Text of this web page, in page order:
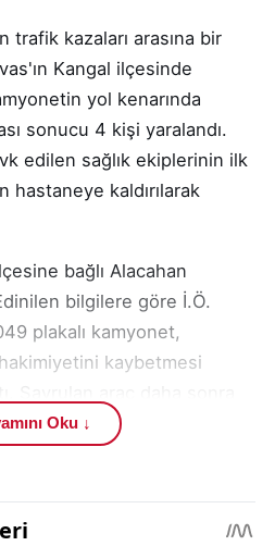
trafik kazaları arasına bir
Kangal ilçesinde
yol kenarında
sonucu 4 kişi yaralandı.
edilen sağlık ekiplerinin ilk
hastaneye kaldırılarak
bağlı Alacahan
bilgilere göre İ.Ö.
plakalı kamyonet,
kaybetmesi
bulunan duvara çarptı.
ve benzer olaylar için
veKangal haberleri
de vatandaşlar tarafından
Oku ↓